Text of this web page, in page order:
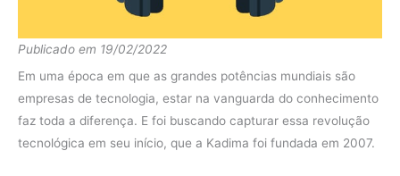
Publicado em 19/02/2022
Em uma época em que as grandes potências mundiais são
empresas de tecnologia, estar na vanguarda do conhecimento
faz toda a diferença. E foi buscando capturar essa revolução
tecnológica em seu início, que a Kadima foi fundada em 2007.